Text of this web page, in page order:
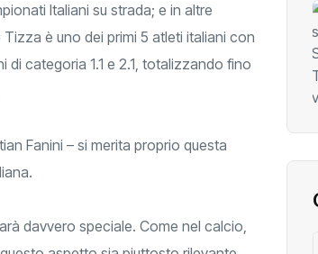
Italiani su strada; e in altre
è uno dei primi 5 atleti italiani con
categoria 1.1 e 2.1, totalizzando fino
Fanini – si merita proprio questa
davvero speciale. Come nel calcio,